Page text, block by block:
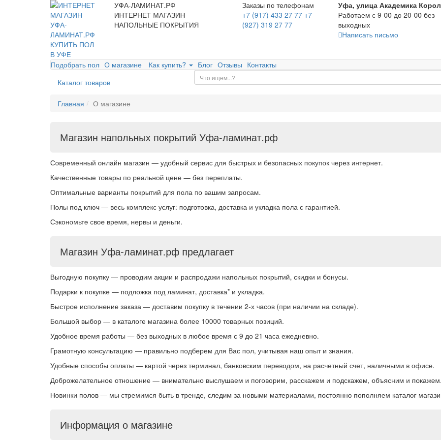
УФА-ЛАМИНАТ.РФ
ИНТЕРНЕТ МАГАЗИН
НАПОЛЬНЫЕ ПОКРЫТИЯ
Заказы по телефонам
+7 (917) 433 27 77 +7
(927) 319 27 77
Уфа, улица Академика
Работаем с 9-00 до 20-00 без
выходных
Написать письмо
Подобрать пол О магазине Как купить? Блог Отзывы Контакты
Каталог товаров
Главная О магазине
Магазин напольных покрытий Уфа-ламинат.рф
Современный онлайн магазин — удобный сервис для быстрых и безопасных покупок через интернет.
Качественные товары по реальной цене — без переплаты.
Оптимальные варианты покрытий для пола по вашим запросам.
Полы под ключ — весь комплекс услуг: подготовка, доставка и укладка пола с гарантией.
Сэкономьте свое время, нервы и деньги.
Магазин Уфа-ламинат.рф предлагает
Выгодную покупку — проводим акции и распродажи напольных покрытий, скидки и бонусы.
Подарки к покупке — подложка под ламинат, доставка* и укладка.
Быстрое исполнение заказа — доставим покупку в течении 2-х часов (при наличии на складе).
Большой выбор — в каталоге магазина более 10000 товарных позиций.
Удобное время работы — без выходных в любое время с 9 до 21 часа ежедневно.
Грамотную консультацию — правильно подберем для Вас пол, учитывая наш опыт и знания.
Удобные способы оплаты — картой через терминал, банковским переводом, на расчетный счет, наличными в офисе.
Доброжелательное отношение — внимательно выслушаем и поговорим, расскажем и подскажем, объясним и покажем.
Новинки полов — мы стремимся быть в тренде, следим за новыми материалами, постоянно пополняем каталог
Информация о магазине